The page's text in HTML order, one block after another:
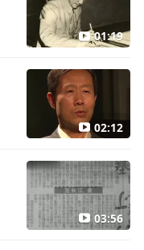
01:19
02:12
03:56